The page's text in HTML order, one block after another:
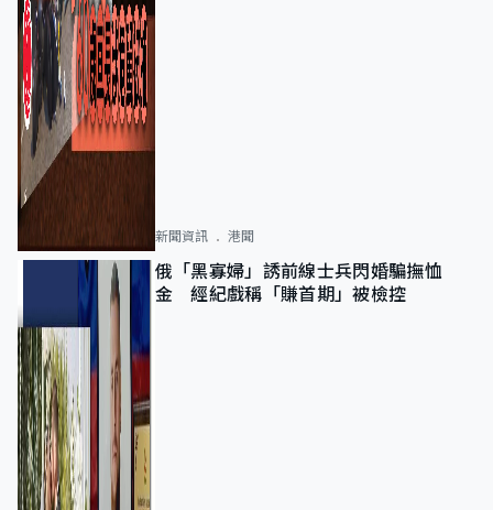
新聞資訊 港聞
俄「黑寡婦」誘前線士兵閃婚騙撫恤
金 經紀戲稱「賺首期」被檢控